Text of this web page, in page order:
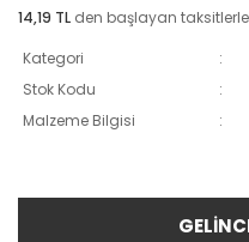
14,19 TL den başlayan
Kategori
Stok Kodu
Malzeme Bilgisi